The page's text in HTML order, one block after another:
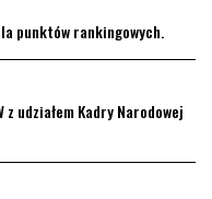
punktów rankingowych.
z udziałem Kadry Narodowej